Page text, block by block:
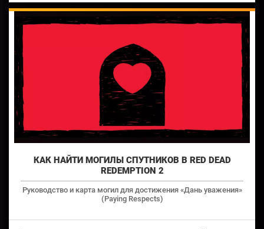
КАК НАЙТИ МОГИЛЫ СПУТНИКОВ В RED DEAD
REDEMPTION 2
Руководство и карта могил для достижения «Дань уважения»
(Paying Respects)